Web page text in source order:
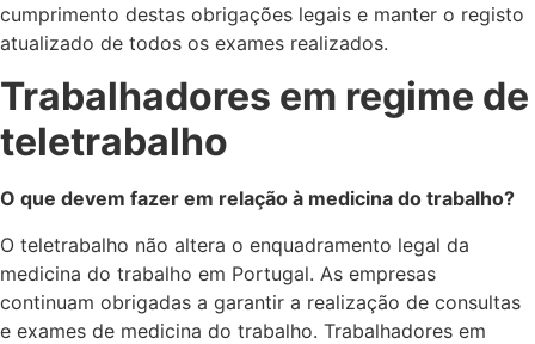
cumprimento destas obrigações legais e manter o registo
atualizado de todos os exames realizados.
Trabalhadores em regime de
teletrabalho
O que devem fazer em relação à medicina do trabalho?
O teletrabalho não altera o enquadramento legal da
medicina do trabalho em Portugal. As empresas
continuam obrigadas a garantir a realização de consultas
e exames de medicina do trabalho. Trabalhadores em